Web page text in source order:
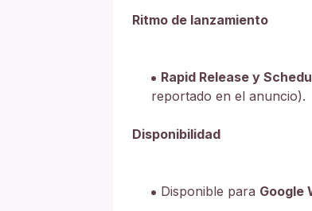
Ritmo de lanzamiento
Rapid Release y
reportado en el anuncio).
Disponibilidad
Disponible para Google